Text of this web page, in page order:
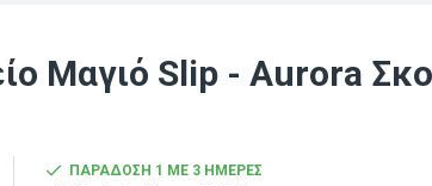
Μαγιό Slip - Aurora
ΠΑΡΆΔΟΣΗ 1 ΜΕ 3 ΗΜΈΡΕΣ